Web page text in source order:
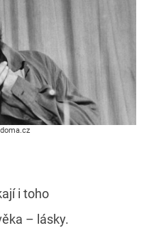
i toho
– lásky.